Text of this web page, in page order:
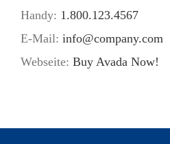
Handy: 1.800.123.4567
E-Mail: info@company.com
Webseite: Buy Avada Now!